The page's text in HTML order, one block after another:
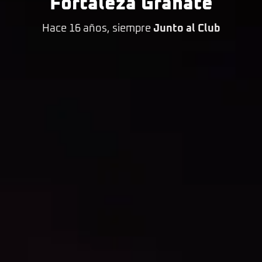
Fortaleza Granate
Hace 16 años, siempre Junto al Club